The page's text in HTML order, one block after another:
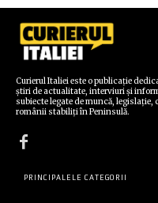
Curierul Italiei este o publicație
știri de actualitate, interviuri și
subiecte legate de muncă,
românii stabiliți în Peninsulă.
PRINCIPALELE CATEGORII